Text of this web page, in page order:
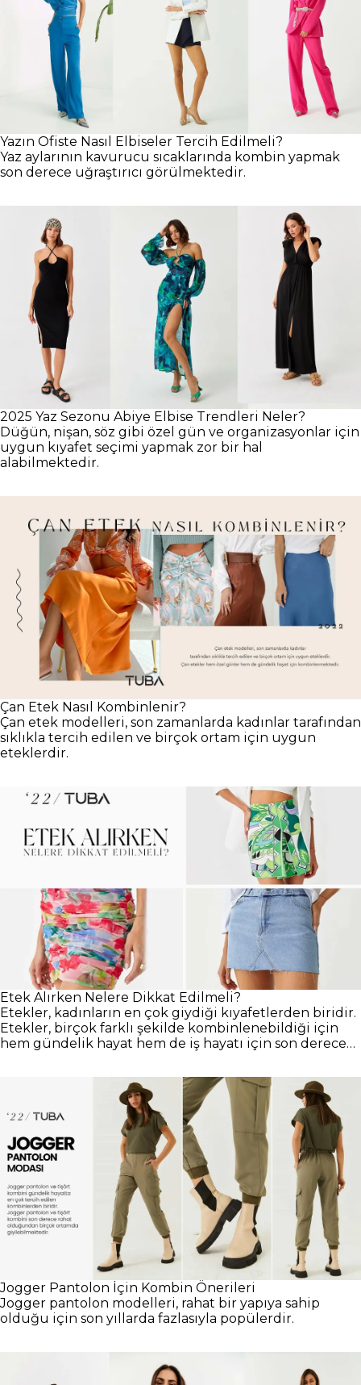
Yazın Ofiste Nasıl Elbiseler Tercih Edilmeli?
Yaz aylarının kavurucu sıcaklarında kombin yapmak
son derece uğraştırıcı görülmektedir.
2025 Yaz Sezonu Abiye Elbise Trendleri Neler?
Düğün, nişan, söz gibi özel gün ve organizasyonlar için
uygun kıyafet seçimi yapmak zor bir hal
alabilmektedir.
Çan Etek Nasıl Kombinlenir?
Çan etek modelleri, son zamanlarda kadınlar tarafından
sıklıkla tercih edilen ve birçok ortam için uygun
eteklerdir.
Etek Alırken Nelere Dikkat Edilmeli?
Etekler, kadınların en çok giydiği kıyafetlerden biridir.
Etekler, birçok farklı şekilde kombinlenebildiği için
hem gündelik hayat hem de iş hayatı için son derece
Jogger Pantolon İçin Kombin Önerileri
Jogger pantolon modelleri, rahat bir yapıya sahip
olduğu için son yıllarda fazlasıyla popülerdir.